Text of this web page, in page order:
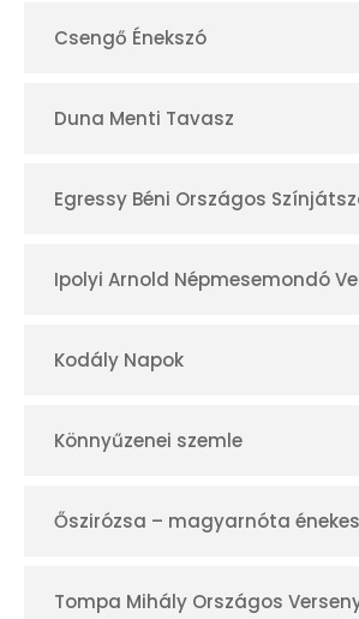
Csengő Énekszó
Duna Menti Tavasz
Egressy Béni Országos
Ipolyi Arnold Népmesemondó
Kodály Napok
Könnyűzenei szemle
Őszirózsa – magyarnóta
Tompa Mihály Országos